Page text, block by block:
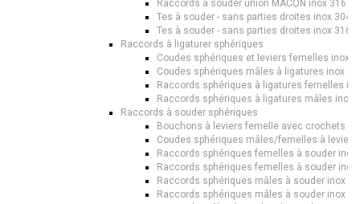
Raccords à souder union MACON inox 316
Tes à souder - sans parties droites inox 304
Tes à souder - sans parties droites inox 316
Raccords à ligaturer sphériques
Coudes sphériques et leviers femelles inox
Coudes sphériques mâles à ligatures inox
Raccords sphériques à ligatures femelles
Raccords sphériques à ligatures mâles inox
Raccords à souder sphériques
Bouchons à leviers femelle avec crochets
Coudes sphériques mâles/femelles à levier
Raccords sphériques femelles à souder inox
Raccords sphériques femelles à souder inox
Raccords sphériques mâles à souder inox
Raccords sphériques mâles à souder inox